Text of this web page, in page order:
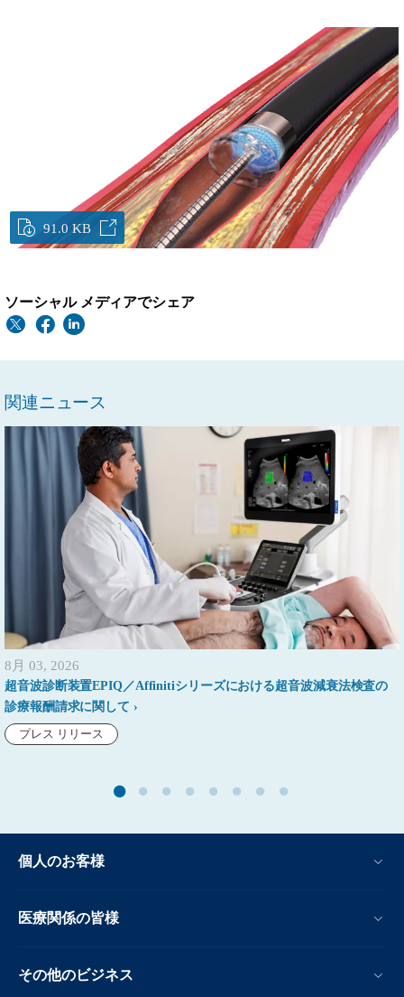
91.0 KB
ソーシャル メディアでシェア
関連ニュース
8月 03, 2026
超音波診断装置EPIQ／Affinitiシリーズにおける超音波減衰法検査の
診療報酬請求に関して
プレス リリース
個人のお客様
医療関係の皆様
その他のビジネス